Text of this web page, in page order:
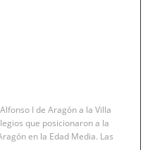
I de Aragón a la Villa
que posicionaron a la
en la Edad Media. Las